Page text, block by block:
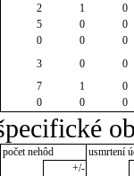
2 1
0
5 0
0
0 0
0
3 0
0
7 1
0
0 0 0
počet nehôd
usmrtení
+/-